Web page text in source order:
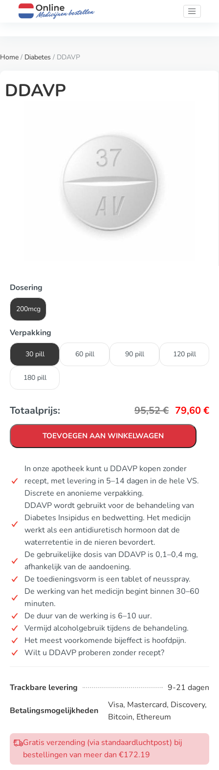
Home / Diabetes / DDAVP
DDAVP
Dosering
200mcg
Verpakking
30 pill 60 pill 90 pill 120 pill
180 pill
Totaalprijs: 95,52€ 79,60€
TOEVOEGEN AAN WINKELWAGEN
In onze apotheek kunt u DDAVP kopen zonder
recept, met levering in 5–14 dagen in de hele VS.
Discrete en anonieme verpakking.
DDAVP wordt gebruikt voor de behandeling van
Diabetes Insipidus en bedwetting. Het medicijn
werkt als een antidiuretisch hormoon dat de
waterretentie in de nieren bevordert.
De gebruikelijke dosis van DDAVP is 0,1–0,4 mg,
afhankelijk van de aandoening.
De toedieningsvorm is een tablet of neusspray.
De werking van het medicijn begint binnen 30–60
minuten.
De duur van de werking is 6–10 uur.
Vermijd alcoholgebruik tijdens de behandeling.
Het meest voorkomende bijeffect is hoofdpijn.
Wilt u DDAVP proberen zonder recept?
Trackbare levering 9-21 dagen
Betalingsmogelijkheden
Visa, Mastercard, Discovery,
Bitcoin, Ethereum
Gratis verzending (via standaardluchtpost) bij
bestellingen van meer dan €172.19